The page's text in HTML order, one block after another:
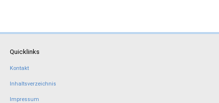
Quicklinks
Kontakt
Inhaltsverzeichnis
Impressum